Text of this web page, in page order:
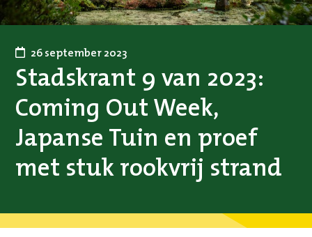
Stadskrant 9 van 2023:
Coming Out Week,
Japanse Tuin en proef
met stuk rookvrij strand
26 september 2023